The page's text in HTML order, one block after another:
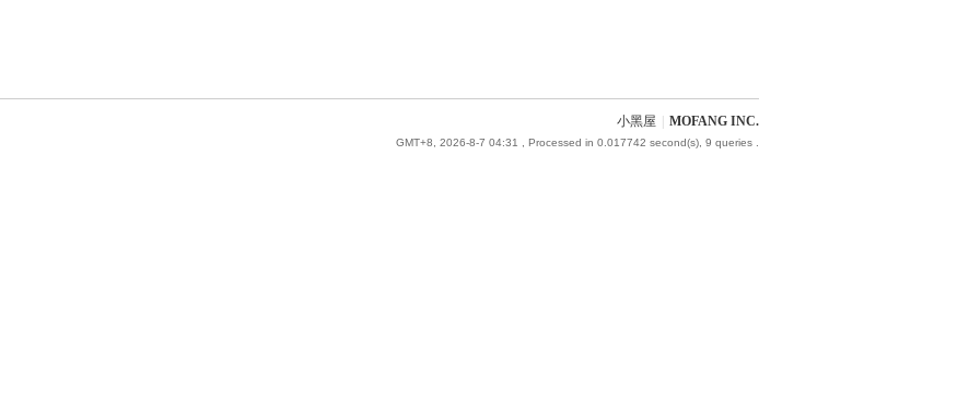
小黑屋 MOFANG INC.
GMT+8, 2026-8-7 04:31 , Processed in 0.017742 second(s), 9 queries .